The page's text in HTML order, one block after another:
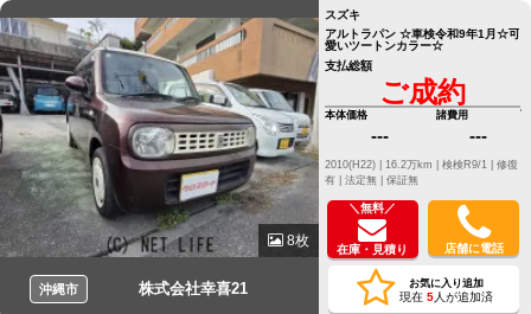
8枚
沖縄市 株式会社幸喜21
スズキ
アルトラパン ☆車検令和9年1月☆可
愛いツートンカラー☆
支払総額
ご成約
本体価格
---
諸費用
---
修復
有 | 法定無 | 保証無
＼無料／
在庫・見積り 店舗に電話
お気に入り追加
現在 5人が追加済